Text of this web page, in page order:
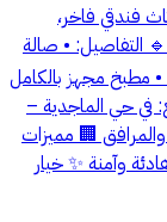
فندقي فاخر،
التفاصيل: • صالة
• مطبخ مجهز بالكامل
📍 الموقع: في حي الماجدية –
🏢 مميزات
وآمنة ✨ خيار